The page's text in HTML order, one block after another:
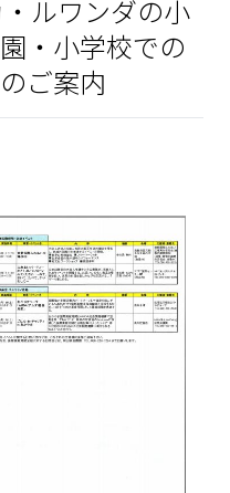
ルワンダの小
・小学校での
ご案内